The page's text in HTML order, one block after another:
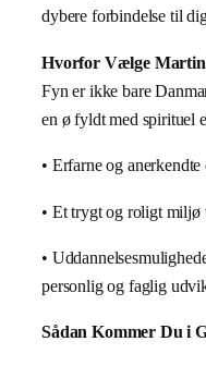
dybere forbindelse til
Hvorfor Vælge Martin
Fyn er ikke bare
en ø fyldt med spirituel
• Erfarne og
• Et trygt og roligt
•
personlig og faglig
Sådan Kommer Du i